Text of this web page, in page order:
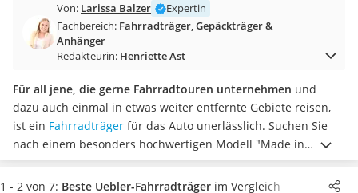
Aluminium-Koffer
Futterboot
Air Bike
Trekkingschuhe Herren
Reisetasche mit Rollen
Klimmzugstation
Koffer
Nachtsichtgerät
Faltschloss
Von: Larissa Balzer
Expertin
Fachbereich: Fahrradträger, Gepäckträger &
Anhänger
Redakteurin: Henriette Ast
Für all jene, die gerne Fahrradtouren unternehmen und
dazu auch einmal in etwas weiter entfernte Gebiete reisen,
ist ein Fahrradträger für das Auto unerlässlich. Suchen Sie
nach einem besonders hochwertigen Modell "Made in
Germany", bieten sich unter anderem Uebler-Fahrradträger
an.Wählen Sie jetzt einen Uebler-Fahrradträger mit
1 - 2 von 7: Beste Uebler-Fahrradträger im Vergleich